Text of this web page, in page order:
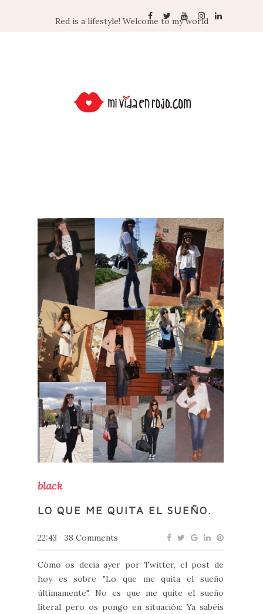
Red is a lifestyle! Welcome to my world
black
LO QUE ME QUITA EL SUEÑO.
22:43 38 Comments
Cómo os decía ayer por Twitter, el post de
hoy es sobre "Lo que me quita el sueño
últimamente". No es que me quite el sueño
literal pero os pongo en situación: Ya sabéis